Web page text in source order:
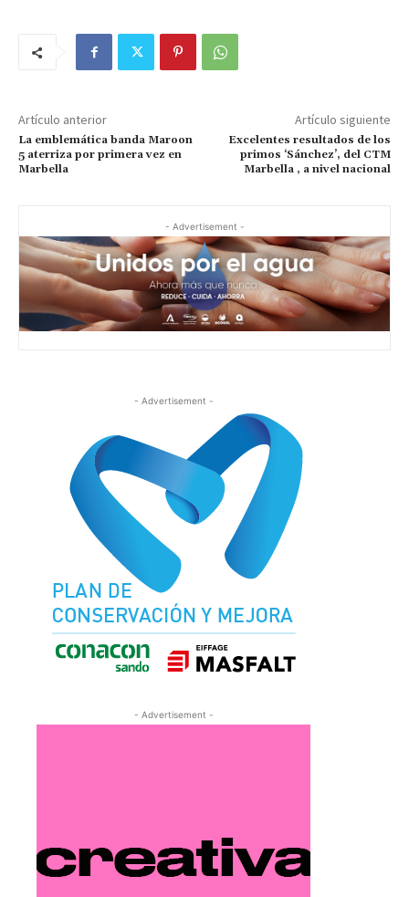
Artículo anterior
La emblemática banda Maroon
5 aterriza por primera vez en
Marbella
Artículo siguiente
Excelentes resultados de los
primos ‘Sánchez’, del CTM
Marbella , a nivel nacional
- Advertisement -
- Advertisement -
- Advertisement -